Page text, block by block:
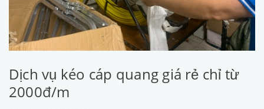
Dịch vụ kéo cáp quang giá rẻ chỉ từ
2000đ/m